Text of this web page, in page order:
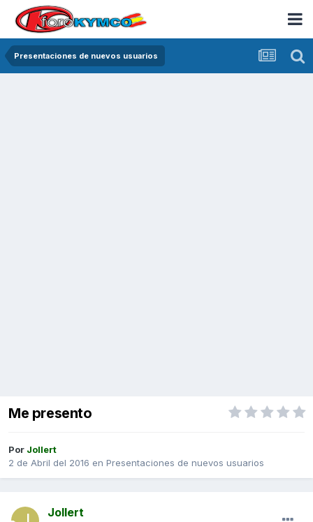
Presentaciones de nuevos usuarios
Me presento
Por Jollert
2 de Abril del 2016 en Presentaciones de nuevos usuarios
Jollert